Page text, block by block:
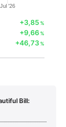
Jul '26
+3,85%
+9,66%
+46,73%
Bill: